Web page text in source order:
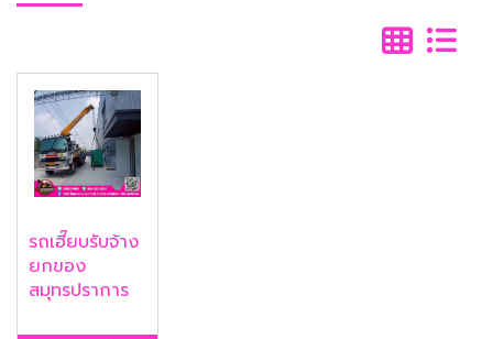
รถเฮี๊ยบรับจ้าง
ยกของ
สมุทรปราการ